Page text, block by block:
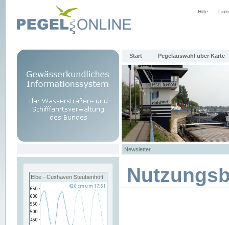
Hilfe
Start Pegelauswahl über Karte
Newsletter
Elbe - Cuxhaven Steubenhöft